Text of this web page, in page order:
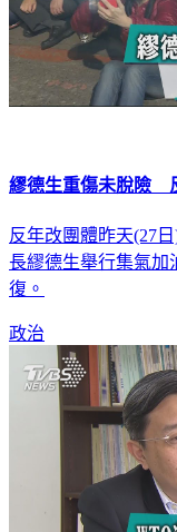
繆德生重傷未脫險
反年改團體昨天(27
長繆德生舉行集氣加
復。
政治